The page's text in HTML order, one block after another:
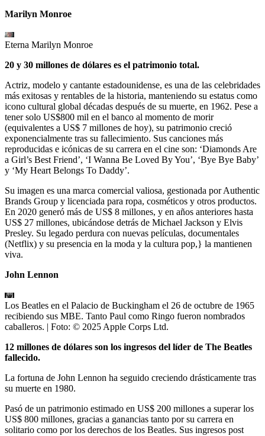
Marilyn Monroe
Eterna Marilyn Monroe
20 y 30 millones de dólares es el patrimonio total.
Actriz, modelo y cantante estadounidense, es una de las celebridades
más exitosas y rentables de la historia, manteniendo su estatus como
icono cultural global décadas después de su muerte, en 1962. Pese a
tener solo US$800 mil en el banco al momento de morir
(equivalentes a US$ 7 millones de hoy), su patrimonio creció
exponencialmente tras su fallecimiento. Sus canciones más
reproducidas e icónicas de su carrera en el cine son: ‘Diamonds Are
a Girl’s Best Friend’, ‘I Wanna Be Loved By You’, ‘Bye Bye Baby’
y ‘My Heart Belongs To Daddy’.
Su imagen es una marca comercial valiosa, gestionada por Authentic
Brands Group y licenciada para ropa, cosméticos y otros productos.
En 2020 generó más de US$ 8 millones, y en años anteriores hasta
US$ 27 millones, ubicándose detrás de Michael Jackson y Elvis
Presley. Su legado perdura con nuevas películas, documentales
(Netflix) y su presencia en la moda y la cultura pop,} la mantienen
viva.
John Lennon
Los Beatles en el Palacio de Buckingham el 26 de octubre de 1965
recibiendo sus MBE. Tanto Paul como Ringo fueron nombrados
caballeros. | Foto: © 2025 Apple Corps Ltd.
12 millones de dólares son los ingresos del líder de The Beatles
fallecido.
La fortuna de John Lennon ha seguido creciendo drásticamente tras
su muerte en 1980.
Pasó de un patrimonio estimado en US$ 200 millones a superar los
US$ 800 millones, gracias a ganancias tanto por su carrera en
solitario como por los derechos de los Beatles. Sus ingresos post